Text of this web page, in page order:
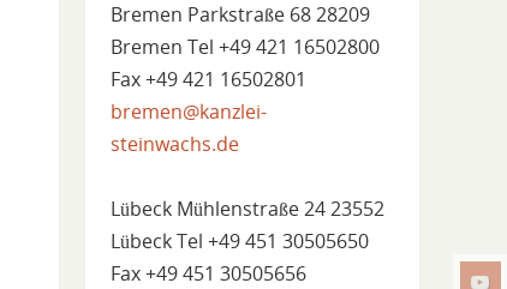
Bremen Parkstraße 68 28209
Bremen Tel +49 421 16502800
Fax +49 421 16502801
bremen@kanzlei-
steinwachs.de
Lübeck Mühlenstraße 24 23552
Lübeck Tel +49 451 30505650
Fax +49 451 30505656